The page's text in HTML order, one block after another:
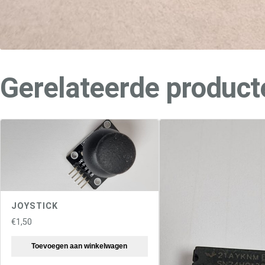
Gerelateerde
JOYSTICK
€1,50
Toevoegen aan winkelwagen